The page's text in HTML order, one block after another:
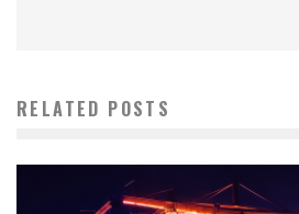
RELATED POSTS